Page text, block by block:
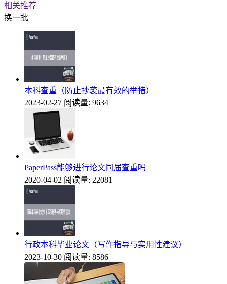
相关推荐
换一批
本科查重（防止抄袭最有效的举措）
2023-02-27 阅读量: 9634
PaperPass能够进行论文同届查重吗
2020-04-02 阅读量: 22081
行政本科毕业论文（写作指导与实用性建议）
2023-10-30 阅读量: 8586